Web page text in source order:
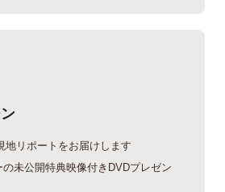
地リポートをお届けします
未公開特典映像付きDVDプレゼン